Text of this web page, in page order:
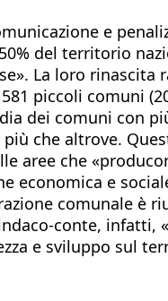
e
del territorio
La loro rinascita
piccoli comuni
dei comuni con
che altrove.
aree che
e
comunale è
conte,
e sviluppo sul